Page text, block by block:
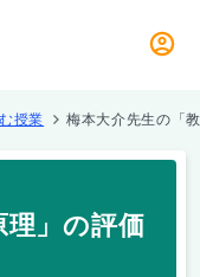
授業 梅本大介先生の「
理」の評価